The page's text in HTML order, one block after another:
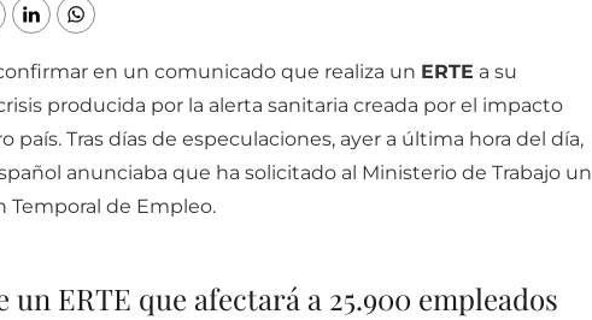
en un comunicado que realiza un ERTE a su
producida por la alerta sanitaria creada por el impacto
país. Tras días de especulaciones, ayer a última hora del día,
anunciaba que ha solicitado al Ministerio de Trabajo un
Temporal de Empleo.
ERTE que afectará a 25.900 empleados